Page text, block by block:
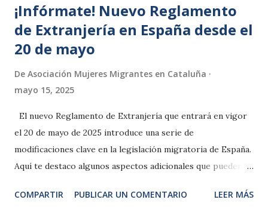
¡Infórmate! Nuevo Reglamento
de Extranjería en España desde el
20 de mayo
De Asociación Mujeres Migrantes en Cataluña
mayo 15, 2025
El nuevo Reglamento de Extranjería que entrará en vigor
el 20 de mayo de 2025 introduce una serie de
modificaciones clave en la legislación migratoria de España.
Aquí te destaco algunos aspectos adicionales que pueden
Residencia Duración de las autorizaciones : Las
COMPARTIR PUBLICAR UN COMENTARIO LEER MÁS